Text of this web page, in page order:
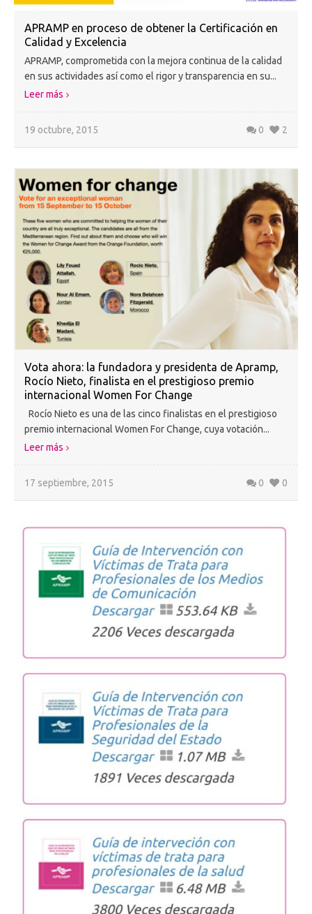
APRAMP en proceso de obtener la Certificación en
Calidad y Excelencia
APRAMP, comprometida con la mejora continua de la calidad
en sus actividades así como el rigor y transparencia en su...
Leer más
19 octubre, 2015 0 2
Vota ahora: la fundadora y presidenta de Apramp,
Rocío Nieto, finalista en el prestigioso premio
internacional Women For Change
Rocío Nieto es una de las cinco finalistas en el prestigioso
premio internacional Women For Change, cuya votación...
Leer más
17 septiembre, 2015 0 0